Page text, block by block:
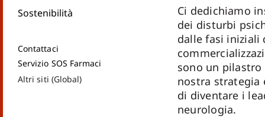
Sostenibilità
Contattaci
Servizio SOS Farmaci
Altri siti (Global)
Ci dedichiamo
dei disturbi
dalle fasi iniziali
sono un
nostra strategia
di diventare i
neurologia.